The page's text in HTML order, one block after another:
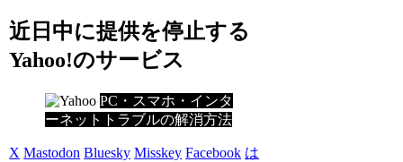
近日中に提供を停止する
Yahoo!のサービス
PC・スマホ・インタ
ーネットトラブルの解消方法
X Mastodon Bluesky Misskey Facebook は